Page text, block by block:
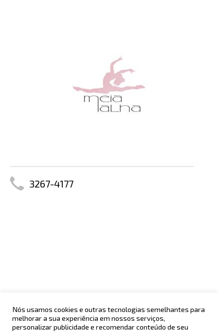
3267-4177
AV. CENTENÁRIO, 2992
CHAME CHAME - SALVADOR - BA
POLÍTICA DE PRIVACIDADE
MERCHANDISING
Nós usamos cookies e outras tecnologias semelhantes para
melhorar a sua experiência em nossos serviços,
personalizar publicidade e recomendar conteúdo de seu